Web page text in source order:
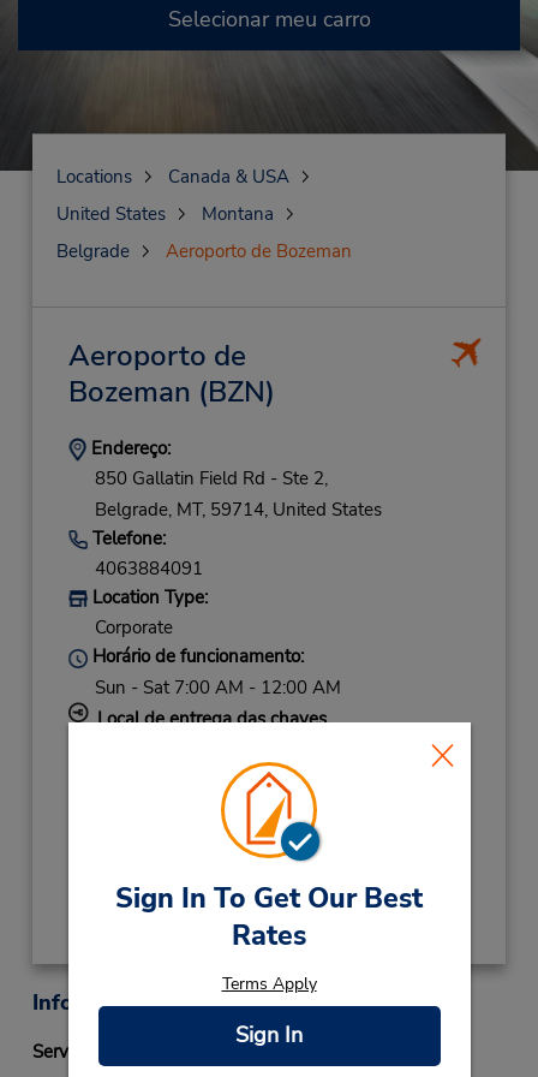
Sign In To Get Our Best
Rates
Terms Apply
Sign In
Selecionar meu carro
Locations
Canada & USA
United States
Montana
Belgrade
Aeroporto de Bozeman
Aeroporto de
Bozeman (BZN)
Endereço:
850 Gallatin Field Rd - Ste 2,
Belgrade, MT, 59714, United States
Telefone:
4063884091
Location Type:
Corporate
Horário de funcionamento:
Sun - Sat 7:00 AM - 12:00 AM
Local de entrega das chaves
locação está dentro do terminal, a uma curta
distância do estacionamento.
Obter instruções de caminho
Informações sobre a loja
Serviço Fastbreak